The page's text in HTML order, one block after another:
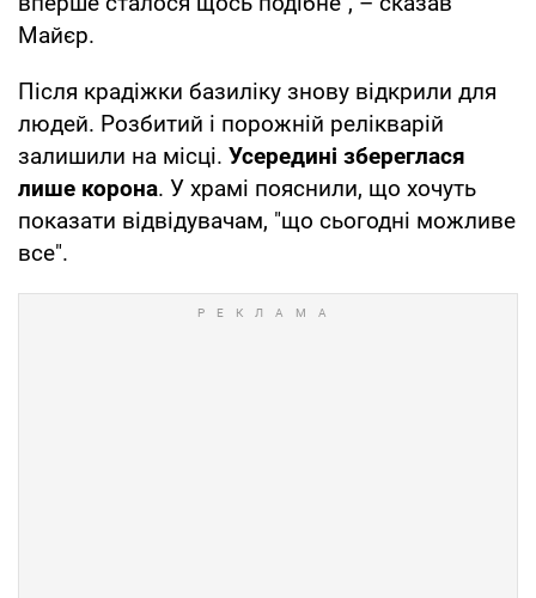
Майєр.
Після крадіжки базиліку знову відкрили для
людей. Розбитий і порожній релікварій
залишили на місці. Усередині збереглася
лише корона. У храмі пояснили, що хочуть
показати відвідувачам, "що сьогодні можливе
все".